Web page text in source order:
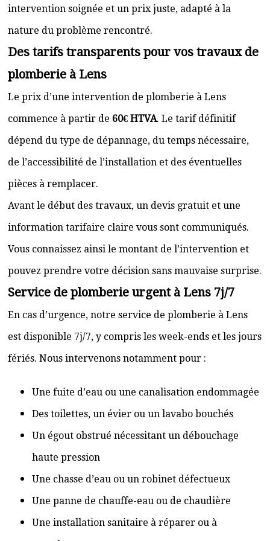
intervention soignée et un prix juste, adapté à la
nature du problème rencontré.
Des tarifs transparents pour vos travaux de
plomberie à Lens
Le prix d’une intervention de plomberie à Lens
commence à partir de 60€ HTVA. Le tarif définitif
dépend du type de dépannage, du temps nécessaire,
de l’accessibilité de l’installation et des éventuelles
pièces à remplacer.
Avant le début des travaux, un devis gratuit et une
information tarifaire claire vous sont communiqués.
Vous connaissez ainsi le montant de l’intervention et
pouvez prendre votre décision sans mauvaise surprise.
Service de plomberie urgent à Lens 7j/7
En cas d’urgence, notre service de plomberie à Lens
est disponible 7j/7, y compris les week-ends et les jours
fériés. Nous intervenons notamment pour :
Une fuite d’eau ou une canalisation endommagée
Des toilettes, un évier ou un lavabo bouchés
Un égout obstrué nécessitant un débouchage
haute pression
Une chasse d’eau ou un robinet défectueux
Une panne de chauffe-eau ou de chaudière
Une installation sanitaire à réparer ou à